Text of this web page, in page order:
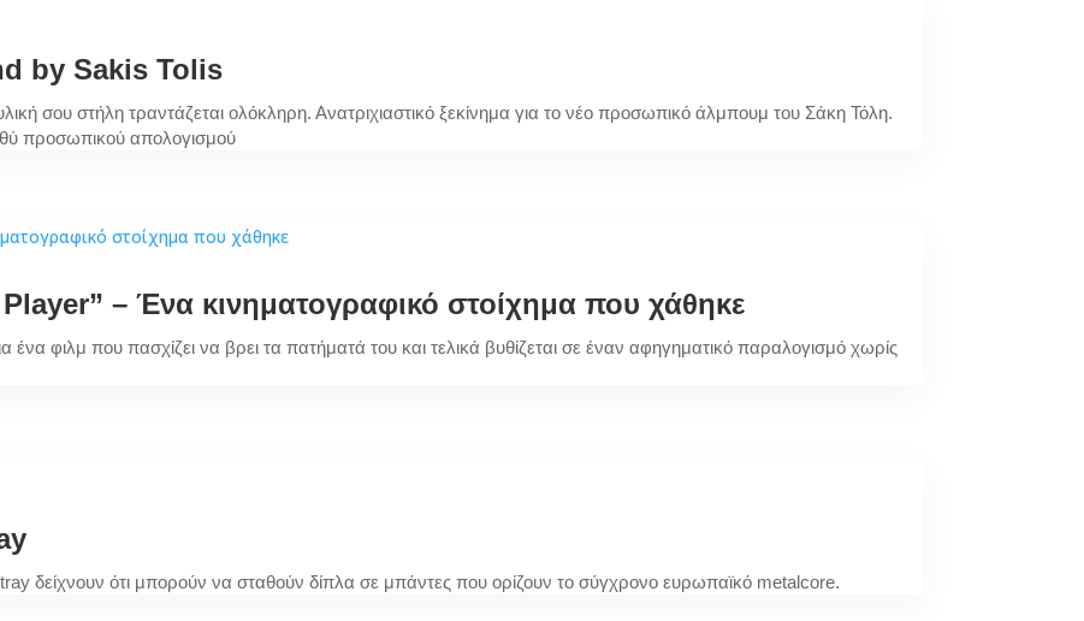
by Sakis Tolis
σου στήλη τραντάζεται ολόκληρη. Ανατριχιαστικό ξεκίνημα για το νέο προσωπικό άλμπουμ του Σάκη Τόλη.
προσωπικού απολογισμού
– Ένα κινηματογραφικό στοίχημα που χάθηκε
ένα φιλμ που πασχίζει να βρει τα πατήματά του και τελικά βυθίζεται σε έναν αφηγηματικό παραλογισμό χωρίς
δείχνουν ότι μπορούν να σταθούν δίπλα σε μπάντες που ορίζουν το σύγχρονο ευρωπαϊκό metalcore.